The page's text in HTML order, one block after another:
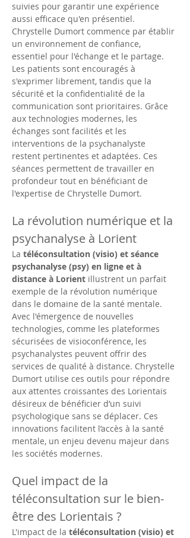
suivies pour garantir une expérience
aussi efficace qu'en présentiel.
Chrystelle Dumort commence par établir
un environnement de confiance,
essentiel pour l'échange et le partage.
Les patients sont encouragés à
s'exprimer librement, tandis que la
sécurité et la confidentialité de la
communication sont prioritaires. Grâce
aux technologies modernes, les
échanges sont facilités et les
interventions de la psychanalyste
restent pertinentes et adaptées. Ces
séances permettent de travailler en
profondeur tout en bénéficiant de
l'expertise de Chrystelle Dumort.
La révolution numérique et la
psychanalyse à Lorient
La téléconsultation (visio) et séance
psychanalyse (psy) en ligne et à
distance à Lorient illustrent un parfait
exemple de la révolution numérique
dans le domaine de la santé mentale.
Avec l'émergence de nouvelles
technologies, comme les plateformes
sécurisées de visioconférence, les
psychanalystes peuvent offrir des
services de qualité à distance. Chrystelle
Dumort utilise ces outils pour répondre
aux attentes croissantes des Lorientais
désireux de bénéficier d’un suivi
psychologique sans se déplacer. Ces
innovations facilitent l’accès à la santé
mentale, un enjeu devenu majeur dans
les sociétés modernes.
Quel impact de la
téléconsultation sur le bien-
être des Lorientais ?
L'impact de la téléconsultation (visio) et